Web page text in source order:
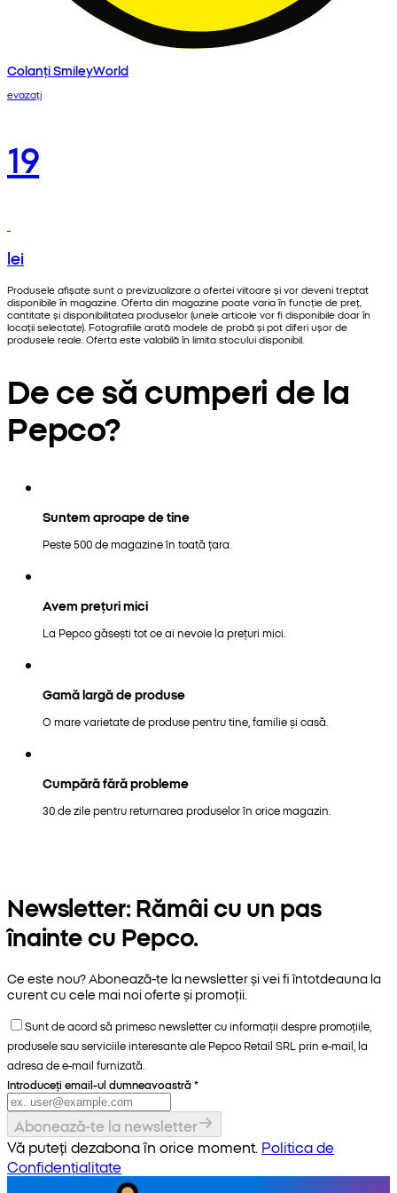
Colanți SmileyWorld
evazați
19
lei
Produsele afișate sunt o previzualizare a ofertei viitoare și vor deveni treptat
disponibile în magazine. Oferta din magazine poate varia în funcție de preț,
cantitate și disponibilitatea produselor (unele articole vor fi disponibile doar în
locații selectate). Fotografiile arată modele de probă și pot diferi ușor de
produsele reale. Oferta este valabilă în limita stocului disponibil.
De ce să cumperi de la
Pepco?
Suntem aproape de tine
Peste 500 de magazine în toată țara.
Avem prețuri mici
La Pepco găsești tot ce ai nevoie la prețuri mici.
Gamă largă de produse
O mare varietate de produse pentru tine, familie și casă.
Cumpără fără probleme
30 de zile pentru returnarea produselor în orice magazin.
Newsletter: Rămâi cu un pas
înainte cu Pepco.
Ce este nou? Abonează-te la newsletter și vei fi întotdeauna la
curent cu cele mai noi oferte și promoții.
Sunt de acord să primesc newsletter cu informații despre promoțiile,
produsele sau serviciile interesante ale Pepco Retail SRL prin e-mail, la
adresa de e-mail furnizată.
Introduceți email-ul dumneavoastră *
Abonează-te la newsletter
Vă puteți dezabona în orice moment. Politica de
Confidențialitate